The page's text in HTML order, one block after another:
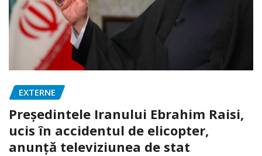
EXTERNE
Președintele Iranului Ebrahim Raisi,
ucis în accidentul de elicopter,
anunță televiziunea de stat